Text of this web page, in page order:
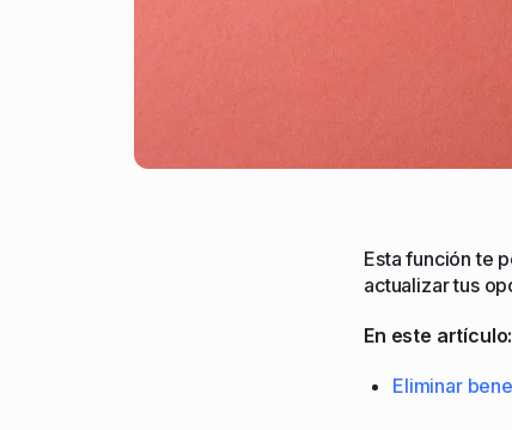
Esta función te
actualizar tus
En este artículo:
Eliminar